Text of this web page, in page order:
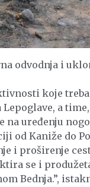
odvodnja i
koje
a
na uređenju
od Kaniže do
i proširenje
se i
Bednja.”,